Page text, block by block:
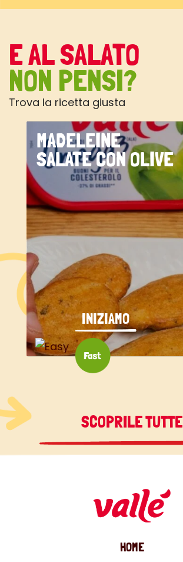
E AL SALATO
NON PENSI?
Trova la ricetta giusta
MADELEINE
SALATE CON OLIVE
INIZIAMO
SCOPRILE TUTTE
HOME